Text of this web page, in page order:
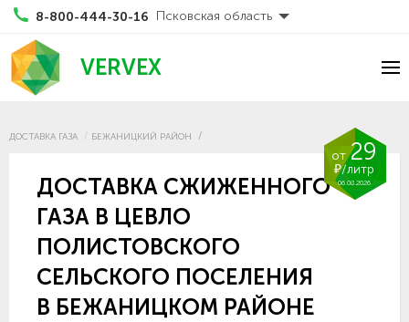
8-800-444-30-16 Псковская область
VERVEX
ДОСТАВКА ГАЗА БЕЖАНИЦКИЙ РАЙОН
от29
₽/литр
06.08.2026
ДОСТАВКА СЖИЖЕННОГО
ГАЗА В ЦЕВЛО
ПОЛИСТОВСКОГО
СЕЛЬСКОГО ПОСЕЛЕНИЯ
В БЕЖАНИЦКОМ РАЙОНЕ